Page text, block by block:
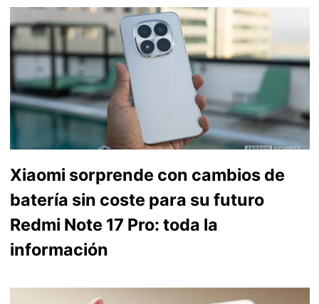
Xiaomi sorprende con cambios de
batería sin coste para su futuro
Redmi Note 17 Pro: toda la
información